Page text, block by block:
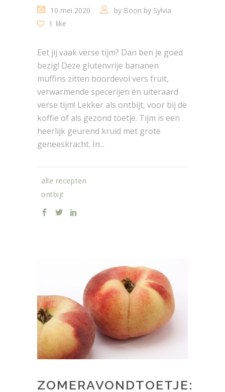
10 mei 2020 by Boon by Sylvia
1 like
Eet jij vaak verse tijm? Dan ben je goed
bezig! Deze glutenvrije bananen
muffins zitten boordevol vers fruit,
verwarmende specerijen én uiteraard
verse tijm! Lekker als ontbijt, voor bij de
koffie of als gezond toetje. Tijm is een
heerlijk geurend kruid met grote
geneeskracht. In...
alle recepten
ontbijt
ZOMERAVONDTOETJE: